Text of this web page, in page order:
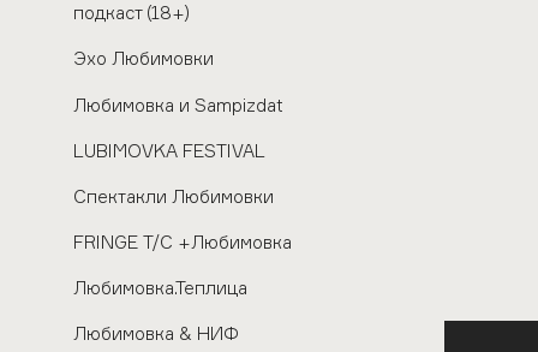
подкаст (18+)
Эхо Любимовки
Любимовка и Sampizdat
LUBIMOVKA FESTIVAL
Спектакли Любимовки
FRINGE Т/С +Любимовка
Любимовка.Теплица
Любимовка & НИФ